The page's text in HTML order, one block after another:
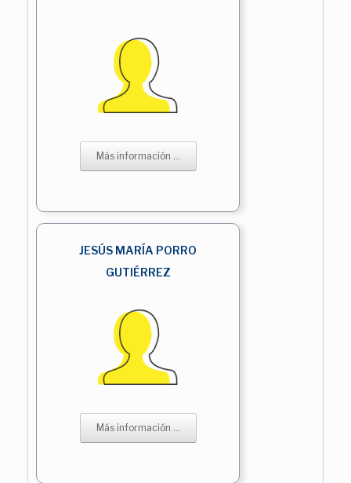
Más información ...
JESÚS MARÍA PORRO
GUTIÉRREZ
Más información ...